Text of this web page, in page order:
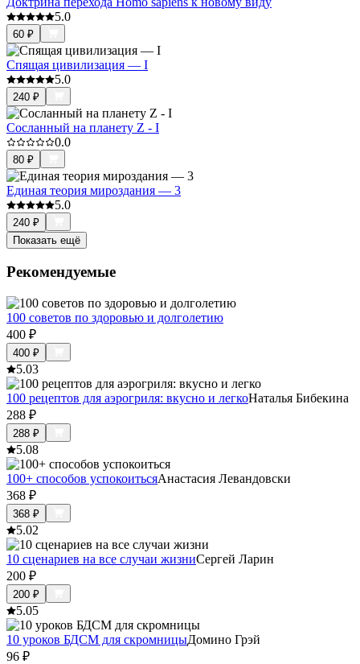
5.0
60 ₽
Спящая цивилизация — I
5.0
240 ₽
Сосланный на планету Z - I
0.0
80 ₽
Единая теория мироздания — 3
5.0
240 ₽
Показать ещё
Рекомендуемые
100 советов по здоровью и долголетию
400 ₽
400 ₽
5.03
100 рецептов для аэрогриля: вкусно и легкоНаталья Бибекина
288 ₽
288 ₽
5.08
100+ способов успокоитьсяАнастасия Левандовски
368 ₽
368 ₽
5.02
10 сценариев на все случаи жизниСергей Ларин
200 ₽
200 ₽
5.05
10 уроков БДСМ для скромницыДомино Грэй
96 ₽